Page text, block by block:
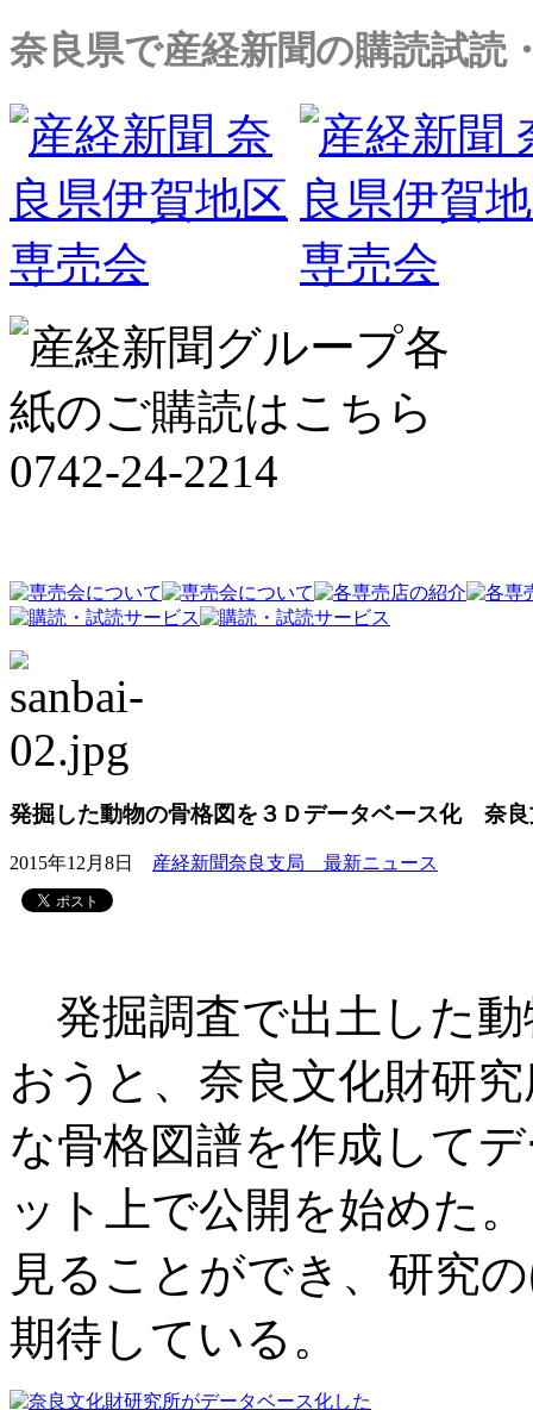
奈良県で産経新聞の購読試読
発掘した動物の骨格図を３Ｄデータベース化 奈
2015年12月8日 産経新聞奈良支局 最新ニュース
発掘調査で出土した
おうと、奈良文化財研
な骨格図譜を作成して
ット上で公開を始めた
見ることができ、研究
期待している。